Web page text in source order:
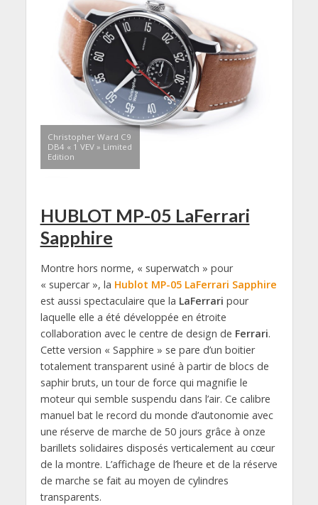
Christopher Ward C9
DB4 « 1 VEV » Limited
Edition
HUBLOT MP-05 LaFerrari
Sapphire
Montre hors norme, « superwatch » pour
« supercar », la Hublot MP-05 LaFerrari Sapphire
est aussi spectaculaire que la LaFerrari pour
laquelle elle a été développée en étroite
collaboration avec le centre de design de Ferrari.
Cette version « Sapphire » se pare d’un boitier
totalement transparent usiné à partir de blocs de
saphir bruts, un tour de force qui magnifie le
moteur qui semble suspendu dans l’air. Ce calibre
manuel bat le record du monde d’autonomie avec
une réserve de marche de 50 jours grâce à onze
barillets solidaires disposés verticalement au cœur
de la montre. L’affichage de l’heure et de la réserve
de marche se fait au moyen de cylindres
transparents.